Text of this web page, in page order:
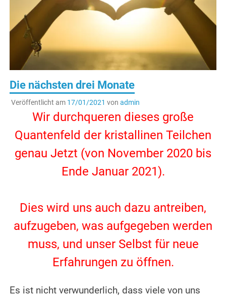
Die nächsten drei Monate
Veröffentlicht am 17/01/2021 von admin
Wir durchqueren dieses große
Quantenfeld der kristallinen Teilchen
genau Jetzt (von November 2020 bis
Ende Januar 2021).
Dies wird uns auch dazu antreiben,
aufzugeben, was aufgegeben werden
muss, und unser Selbst für neue
Erfahrungen zu öffnen.
Es ist nicht verwunderlich, dass viele von uns